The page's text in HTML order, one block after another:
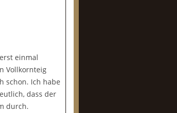
einmal
Vollkornteig
schon. Ich habe
dass der
durch.